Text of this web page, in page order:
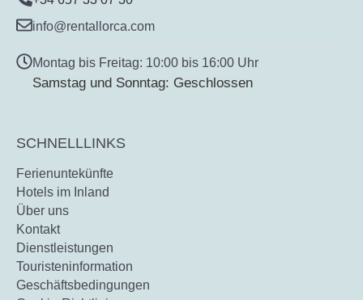
info@rentallorca.com
Montag bis Freitag: 10:00 bis 16:00 Uhr
Samstag und Sonntag: Geschlossen
SCHNELLLINKS
Ferienuntekünfte
Hotels im Inland
Über uns
Kontakt
Dienstleistungen
Touristeninformation
Geschäftsbedingungen